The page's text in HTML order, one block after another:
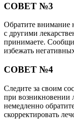
СОВЕТ №3
Обратите внимание
с другими
принимаете.
избежать
СОВЕТ №4
Следите за своим
при возникновении
немедленно
скорректировать